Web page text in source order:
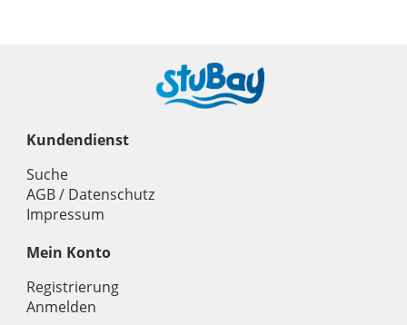
Kundendienst
Suche
AGB / Datenschutz
Impressum
Mein Konto
Registrierung
Anmelden